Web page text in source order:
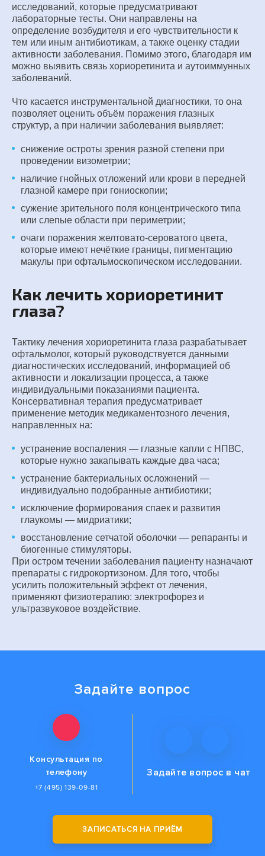
исследований, которые предусматривают
лабораторные тесты. Они направлены на
определение возбудителя и его чувствительности к
тем или иным антибиотикам, а также оценку стадии
активности заболевания. Помимо этого, благодаря им
можно выявить связь хориоретинита и аутоиммунных
заболеваний.
Что касается инструментальной диагностики, то она
позволяет оценить объём поражения глазных
структур, а при наличии заболевания выявляет:
снижение остроты зрения разной степени при
проведении визометрии;
наличие гнойных отложений или крови в передней
глазной камере при гониоскопии;
сужение зрительного поля концентрического типа
или слепые области при периметрии;
очаги поражения желтовато-сероватого цвета,
которые имеют нечёткие границы, пигментацию
макулы при офтальмоскопическом исследовании.
Как лечить хориоретинит
глаза?
Тактику лечения хориоретинита глаза разрабатывает
офтальмолог, который руководствуется данными
диагностических исследований, информацией об
активности и локализации процесса, а также
индивидуальными показаниями пациента.
Консервативная терапия предусматривает
применение методик медикаментозного лечения,
направленных на:
устранение воспаления — глазные капли с НПВС,
которые нужно закапывать каждые два часа;
устранение бактериальных осложнений —
индивидуально подобранные антибиотики;
исключение формирования спаек и развития
глаукомы — мидриатики;
восстановление сетчатой оболочки — репаранты и
биогенные стимуляторы.
При остром течении заболевания пациенту назначают
препараты с гидрокортизоном. Для того, чтобы
усилить положительный эффект от лечения,
применяют физиотерапию: электрофорез и
ультразвуковое воздействие.
Задайте вопрос
Консультация по
телефону
+7 (495) 139-09-81
Задайте вопрос в чат
ЗАПИСАТЬСЯ НА ПРИЁМ